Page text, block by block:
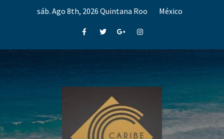
sáb. Ago 8th, 2026 Quintana Roo México
FacebookTwitterGoogle+Instagram